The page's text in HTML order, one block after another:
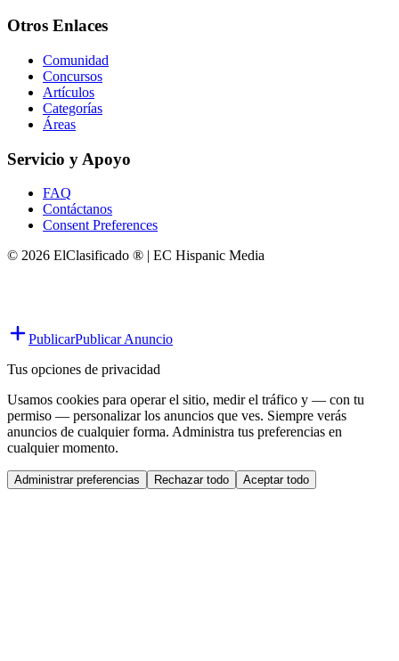
Otros Enlaces
Comunidad
Concursos
Artículos
Categorías
Áreas
Servicio y Apoyo
FAQ
Contáctanos
Consent Preferences
© 2026 ElClasificado ® | EC Hispanic Media
PublicarPublicar Anuncio
Tus opciones de privacidad
Usamos cookies para operar el sitio, medir el tráfico y — con tu
permiso — personalizar los anuncios que ves. Siempre verás
anuncios de cualquier forma. Administra tus preferencias en
cualquier momento.
Administrar preferencias Rechazar todo Aceptar todo